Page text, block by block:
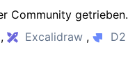
Community getrieben.
, Excalidraw , D2